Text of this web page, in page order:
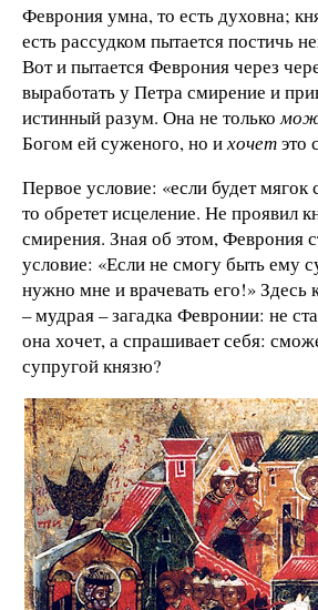
Феврония умна, то есть духовна;
есть рассудком пытается постичь
Вот и пытается Феврония через
выработать у Петра смирение и
истинный разум. Она не только
Богом ей суженого, но ихочетэто
Первое условие: «если будет
то обретет исцеление. Не проявил
смирения. Зная об этом, Феврония
условие: «Если не смогу быть ему
нужно мне и врачевать его!» Здесь
– мудрая – загадка Февронии: не
она хочет, а спрашивает себя:
супругой князю?